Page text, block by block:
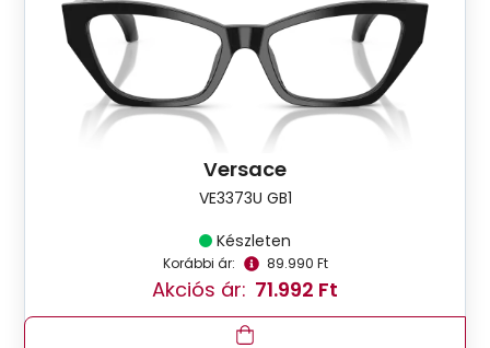
Versace
VE3373U GB1
Készleten
Korábbi ár: 89.990 Ft
Akciós ár: 71.992 Ft